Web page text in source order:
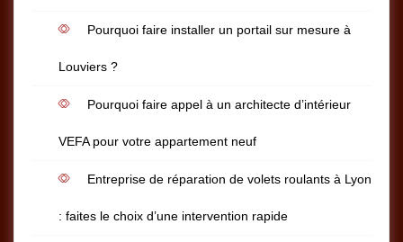
Pourquoi faire installer un portail sur mesure à
Louviers ?
Pourquoi faire appel à un architecte d’intérieur
VEFA pour votre appartement neuf
Entreprise de réparation de volets roulants à Lyon
: faites le choix d’une intervention rapide